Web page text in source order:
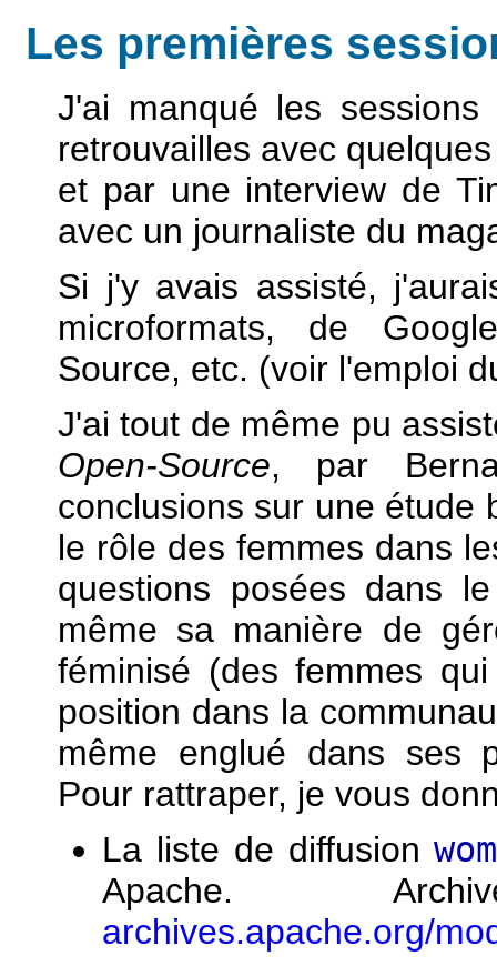
Les premières
J'ai manqué les
retrouvailles avec
et par une interview de
avec un journaliste du
Si j'y avais assisté,
microformats, de
Source, etc. (voir l'emploi
J'ai tout de même pu
Open-Source, par
conclusions sur une étude
le rôle des femmes dans
questions posées dans
même sa manière de
féminisé (des femmes
position dans la
même englué dans ses
Pour rattraper, je vous
La liste de diffusion
Apache.
archives.apache.org/